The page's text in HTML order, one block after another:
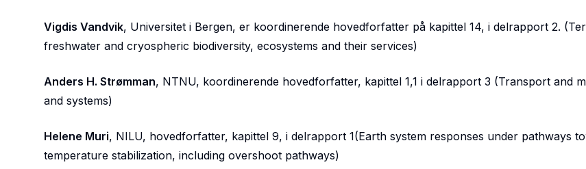
Vigdis Vandvik, Universitet i Bergen, er koordinerende hovedforfatter på kapittel 14, i delrapport 2.
freshwater and cryospheric biodiversity, ecosystems and their services)
Anders H. Strømman, NTNU, koordinerende hovedforfatter, kapittel 1,1 i delrapport 3 (Transport and
and systems)
Helene Muri, NILU, hovedforfatter, kapittel 9, i delrapport 1(Earth system responses under pathways
temperature stabilization, including overshoot pathways)